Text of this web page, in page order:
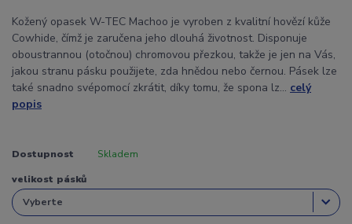
Kožený opasek W-TEC Machoo je vyroben z kvalitní hovězí kůže
Cowhide, čímž je zaručena jeho dlouhá životnost. Disponuje
oboustrannou (otočnou) chromovou přezkou, takže je jen na Vás,
jakou stranu pásku použijete, zda hnědou nebo černou. Pásek lze
také snadno svépomocí zkrátit, díky tomu, že spona lz... celý
popis
Dostupnost Skladem
velikost pásků